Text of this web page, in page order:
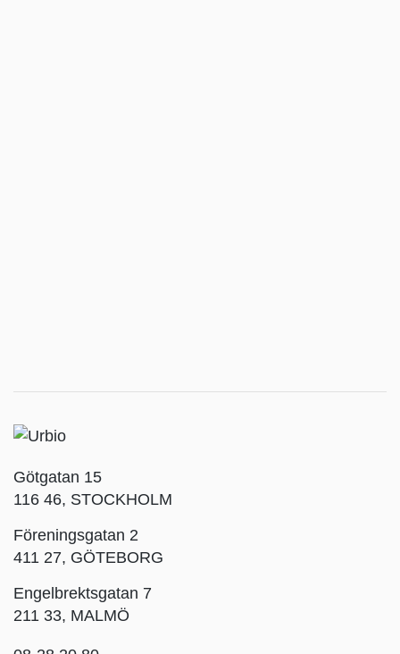
Götgatan 15
116 46, STOCKHOLM
Föreningsgatan 2
411 27, GÖTEBORG
Engelbrektsgatan 7
211 33, MALMÖ